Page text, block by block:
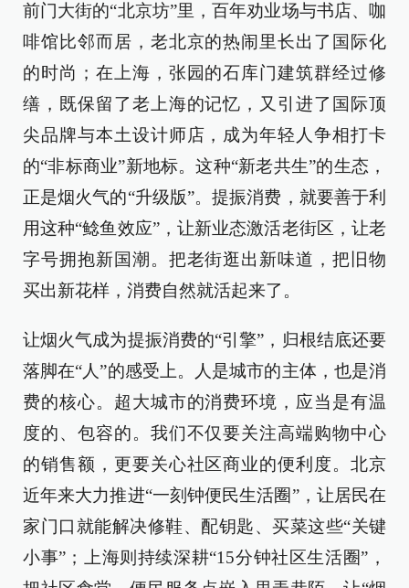
前门大街的“北京坊”里，百年劝业场与书店、咖
啡馆比邻而居，老北京的热闹里长出了国际化
的时尚；在上海，张园的石库门建筑群经过修
缮，既保留了老上海的记忆，又引进了国际顶
尖品牌与本土设计师店，成为年轻人争相打卡
的“非标商业”新地标。这种“新老共生”的生态，
正是烟火气的“升级版”。提振消费，就要善于利
用这种“鲶鱼效应”，让新业态激活老街区，让老
字号拥抱新国潮。把老街逛出新味道，把旧物
买出新花样，消费自然就活起来了。
让烟火气成为提振消费的“引擎”，归根结底还要
落脚在“人”的感受上。人是城市的主体，也是消
费的核心。超大城市的消费环境，应当是有温
度的、包容的。我们不仅要关注高端购物中心
的销售额，更要关心社区商业的便利度。北京
近年来大力推进“一刻钟便民生活圈”，让居民在
家门口就能解决修鞋、配钥匙、买菜这些“关键
小事”；上海则持续深耕“15分钟社区生活圈”，